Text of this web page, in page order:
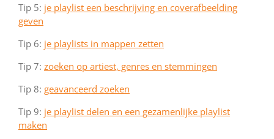
Tip 5: je playlist een beschrijving en coverafbeelding
geven
Tip 6: je playlists in mappen zetten
Tip 7: zoeken op artiest, genres en stemmingen
Tip 8: geavanceerd zoeken
Tip 9: je playlist delen en een gezamenlijke playlist
maken